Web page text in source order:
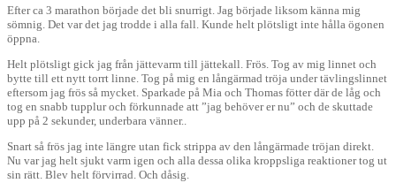
Efter ca 3 marathon började det bli snurrigt. Jag började liksom känna mig
sömnig. Det var det jag trodde i alla fall. Kunde helt plötsligt inte hålla ögonen
öppna.
Helt plötsligt gick jag från jättevarm till jättekall. Frös. Tog av mig linnet och
bytte till ett nytt torrt linne. Tog på mig en långärmad tröja under tävlingslinnet
eftersom jag frös så mycket. Sparkade på Mia och Thomas fötter där de låg och
tog en snabb tupplur och förkunnade att ”jag behöver er nu” och de skuttade
upp på 2 sekunder, underbara vänner..
Snart så frös jag inte längre utan fick strippa av den långärmade tröjan direkt.
Nu var jag helt sjukt varm igen och alla dessa olika kroppsliga reaktioner tog ut
sin rätt. Blev helt förvirrad. Och dåsig.